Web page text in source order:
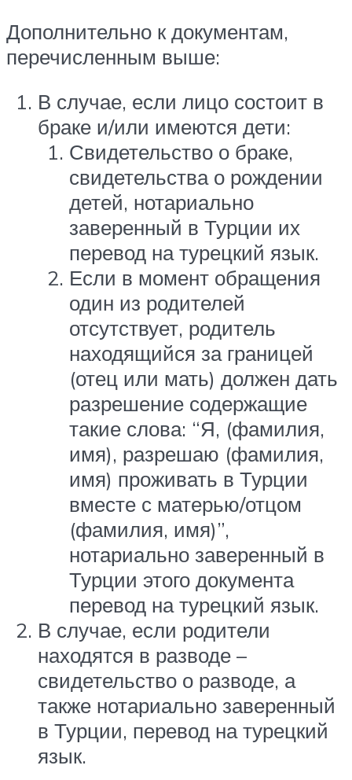
Дополнительно к документам,
перечисленным выше:
В случае, если лицо состоит в
браке и/или имеются дети:
Свидетельство о браке,
свидетельства о рождении
детей, нотариально
заверенный в Турции их
перевод на турецкий язык.
Если в момент обращения
один из родителей
отсутствует, родитель
находящийся за границей
(отец или мать) должен дать
разрешение содержащие
такие слова: “Я, (фамилия,
имя), разрешаю (фамилия,
имя) проживать в Турции
вместе с матерью/отцом
(фамилия, имя)”,
нотариально заверенный в
Турции этого документа
перевод на турецкий язык.
В случае, если родители
находятся в разводе –
свидетельство о разводе, а
также нотариально заверенный
в Турции, перевод на турецкий
язык.